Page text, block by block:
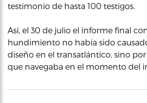
testimonio de hasta 100 testigos.
Así, el 30 de julio el informe final
hundimiento no había sido
diseño en el transatlántico, sino
que navegaba en el momento del